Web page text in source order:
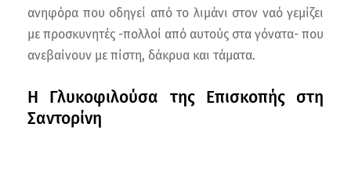
ανηφόρα που οδηγεί από το λιμάνι στον ναό γεμίζει
με προσκυνητές -πολλοί από αυτούς στα γόνατα- που
ανεβαίνουν με πίστη, δάκρυα και τάματα.
Η Γλυκοφιλούσα της Επισκοπής στη
Σαντορίνη